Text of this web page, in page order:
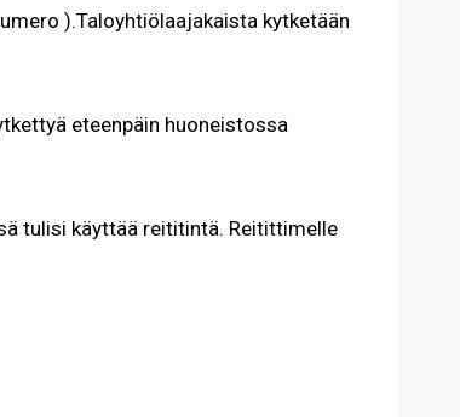
).Taloyhtiölaajakaista kytketään
eteenpäin huoneistossa
tulisi käyttää reititintä. Reitittimelle